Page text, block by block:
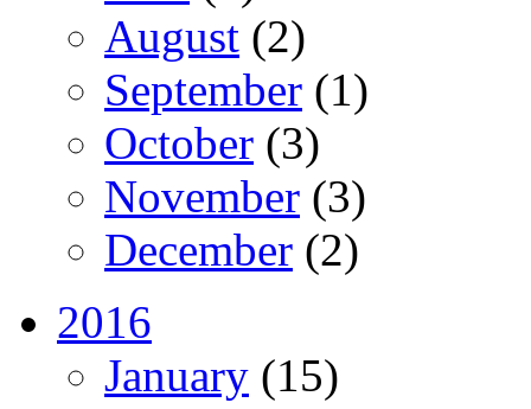
August (2)
September (1)
October (3)
November (3)
December (2)
2016
January (15)